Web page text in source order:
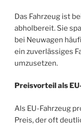
Das Fahrzeug ist
abholbereit. Sie
bei Neuwagen
ein zuverlässiges
umzusetzen.
Preisvorteil als
Als EU-Fahrzeug
Preis, der oft